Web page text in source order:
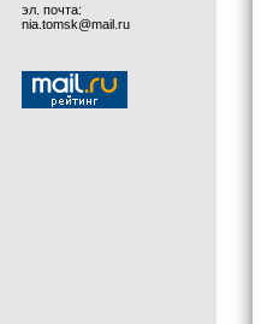
эл. почта:
nia.tomsk@mail.ru